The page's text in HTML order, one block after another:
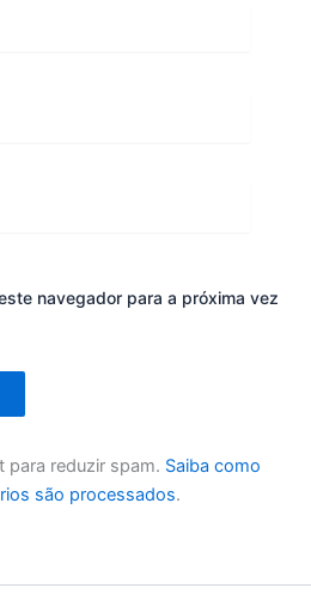
navegador para a próxima vez
para reduzir spam. Saiba como
são processados.